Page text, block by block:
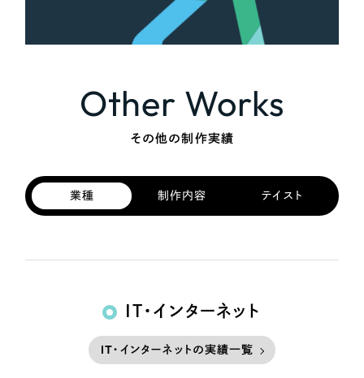
Other Works
その他の制作実績
業種 制作内容 テイスト
IT・インターネット
IT・インターネットの実績一覧